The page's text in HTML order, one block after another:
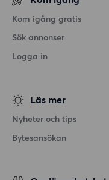
Kom igång gratis
Sök annonser
Logga in
Läs mer
Nyheter och tips
Bytesansökan